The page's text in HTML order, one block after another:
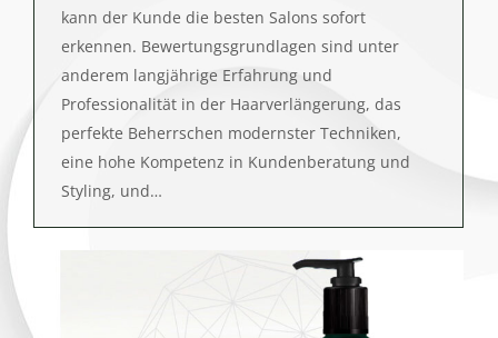
kann der Kunde die besten Salons sofort
erkennen. Bewertungsgrundlagen sind unter
anderem langjährige Erfahrung und
Professionalität in der Haarverlängerung, das
perfekte Beherrschen modernster Techniken,
eine hohe Kompetenz in Kundenberatung und
Styling, und…